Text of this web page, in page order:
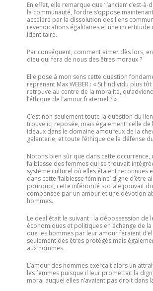
En effet, elle remarque que ‘l’ancien’ c’est-
la communauté, l’ordre s’oppose maintenant
accéléré par la dissolution des liens
revendications égalitaires et une incertitude
identitaire.
Par conséquent, comment aimer dès lors, en
dieu qui fera de nous des êtres moraux ?
Elle pose à mon sens cette question
reprenant Max WEBER : « Si l’individu plus
retrouve au centre de la moralité,
l’éthique de l’amour fraternel ? »
C’est non seulement toute la question du
trouve ici reposée, mais également celle de
idéaux dans le domaine amoureux de la
galanterie, et toute l’éthique de la défense
Notons bien sûr que dans cette occurrence,
faiblesse des femmes qui se trouvait
système culturel où elles étaient reconnues
dans cette ‘faiblesse féminine’ digne d’être
pourquoi, cette infériorité sociale pouvait
compensée par un amour et une dévotion
hommes.
Le deal était le suivant : la dépossession de
économiques et politiques en échange de la
que les hommes par leur amour feraient
seulement des êtres protégés mais
aux hommes.
L’amour des hommes exerçait alors un
les femmes puisque il leur promettait la
moral auquel elles n’avaient pas droit dans